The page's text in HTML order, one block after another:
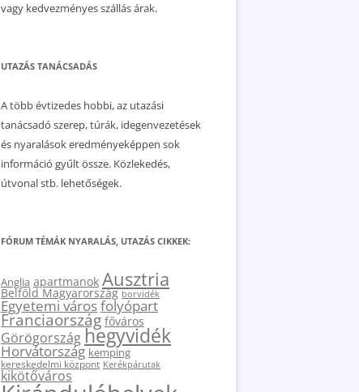
vagy kedvezményes szállás árak.
UTAZÁS TANÁCSADÁS
A több évtizedes hobbi, az utazási
tanácsadó szerep, túrák, idegenvezetések
és nyaralások eredményeképpen sok
információ gyűlt össze. Közlekedés,
útvonal stb. lehetőségek.
FÓRUM TÉMÁK NYARALÁS, UTAZÁS CIKKEK:
Anglia apartmanok Ausztria
Belföld Magyarország borvidék
Egyetemi városfolyópart
Franciaország főváros
Görögországhegyvidék
Horvátország kemping
kereskedelmi központ Kerékpárutak
kikötőváros